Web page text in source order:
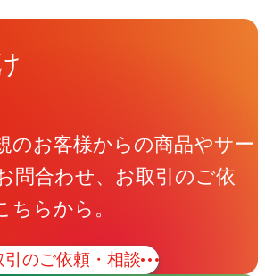
お問い合わせ
のお客様からの商品やサー
問合わせ、お取引のご依
ちらから。
引のご依頼・相談